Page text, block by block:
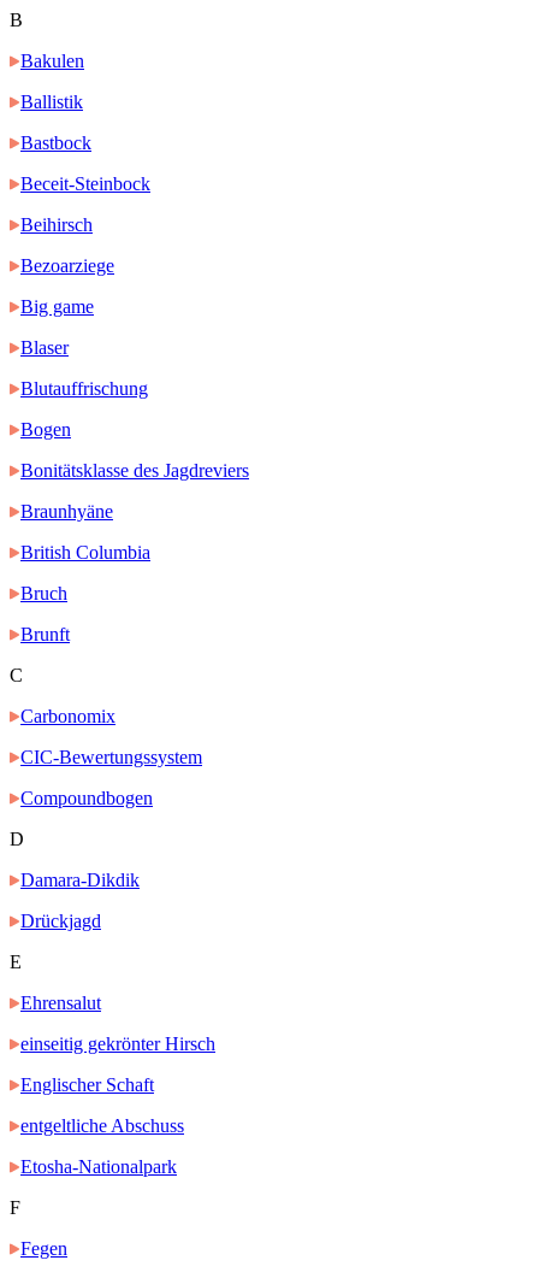
B
Bakulen
Ballistik
Bastbock
Beceit-Steinbock
Beihirsch
Bezoarziege
Big game
Blaser
Blutauffrischung
Bogen
Bonitätsklasse des Jagdreviers
Braunhyäne
British Columbia
Bruch
Brunft
C
Carbonomix
CIC-Bewertungssystem
Compoundbogen
D
Damara-Dikdik
Drückjagd
E
Ehrensalut
einseitig gekrönter Hirsch
Englischer Schaft
entgeltliche Abschuss
Etosha-Nationalpark
F
Fegen